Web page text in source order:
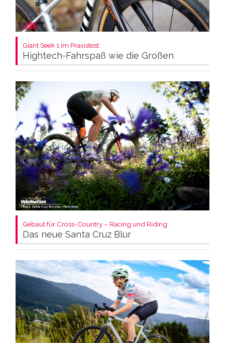
Giant Seek 1 im Praxistest:
Hightech-Fahrspaß wie die Großen
Gebaut für Cross-Country – Racing und Riding:
Das neue Santa Cruz Blur